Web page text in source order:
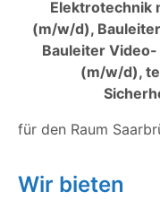
Elektrotechnik
(m/w/d),
Bauleiter
(m/w/d),
für den Raum
Wir bieten